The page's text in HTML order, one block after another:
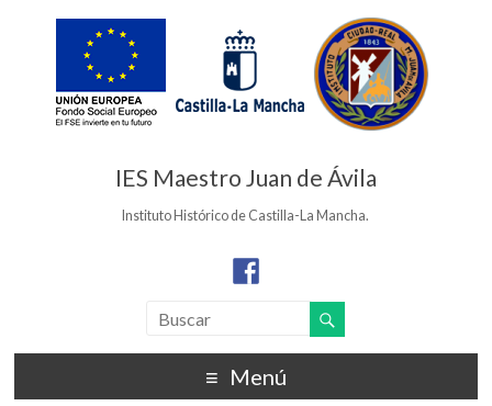
IES Maestro Juan de Ávila
Instituto Histórico de Castilla-La Mancha.
Menú